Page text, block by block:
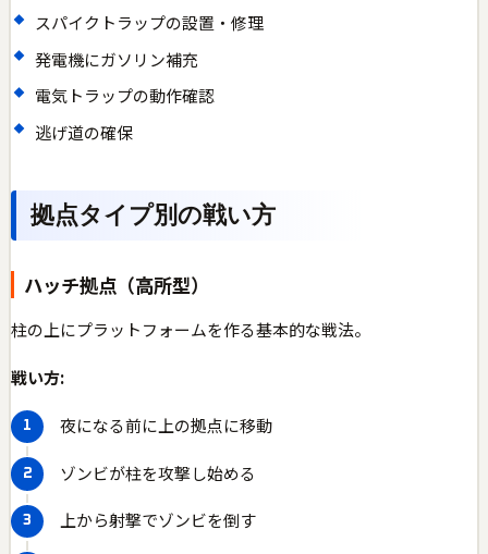
スパイクトラップの設置・修理
発電機にガソリン補充
電気トラップの動作確認
逃げ道の確保
拠点タイプ別の戦い方
ハッチ拠点（高所型）
柱の上にプラットフォームを作る基本的な戦法。
戦い方:
夜になる前に上の拠点に移動
ゾンビが柱を攻撃し始める
上から射撃でゾンビを倒す